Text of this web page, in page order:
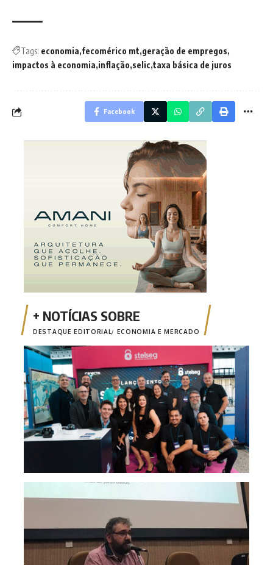
Tags: economia fecomérico mt geração de empregos
impactos à economia inflação selic taxa básica de juros
Facebook
DESTAQUE EDITORIAL ECONOMIA E MERCADO